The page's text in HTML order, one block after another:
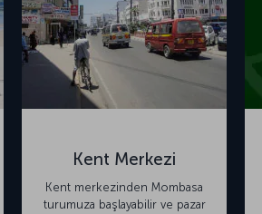
Kent Merkezi
Kent merkezinden Mombasa
turumuza başlayabilir ve pazar